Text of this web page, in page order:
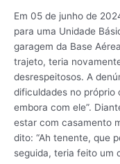
Em 05 de junho de
para uma Unidade
garagem da Base
trajeto, teria
desrespeitosos. A
dificuldades no próprio
embora com ele”.
estar com casamento
dito: “Ah tenente, que
seguida, teria feito um